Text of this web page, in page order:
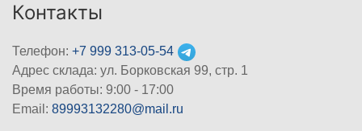
Контакты
Телефон: +7 999 313-05-54
Адрес склада: ул. Борковская 99, стр. 1
Время работы: 9:00 - 17:00
Email: 89993132280@mail.ru